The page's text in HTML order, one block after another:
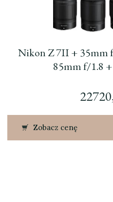
Nikon Z 7II + 35mm
85mm f/1.8
Zobacz cenę